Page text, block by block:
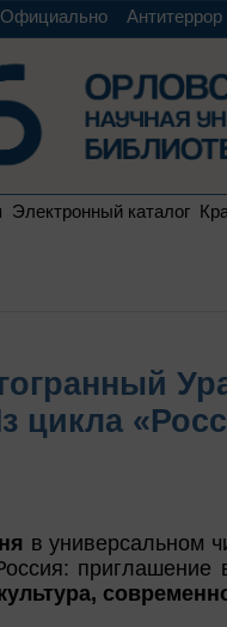
Официально Антитеррор
Электронный каталог
цикла
в универсальном
приглашение